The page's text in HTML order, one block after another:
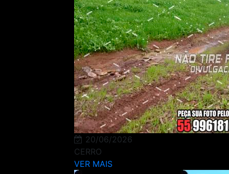
20/06/2026
CERRO
VER MAIS